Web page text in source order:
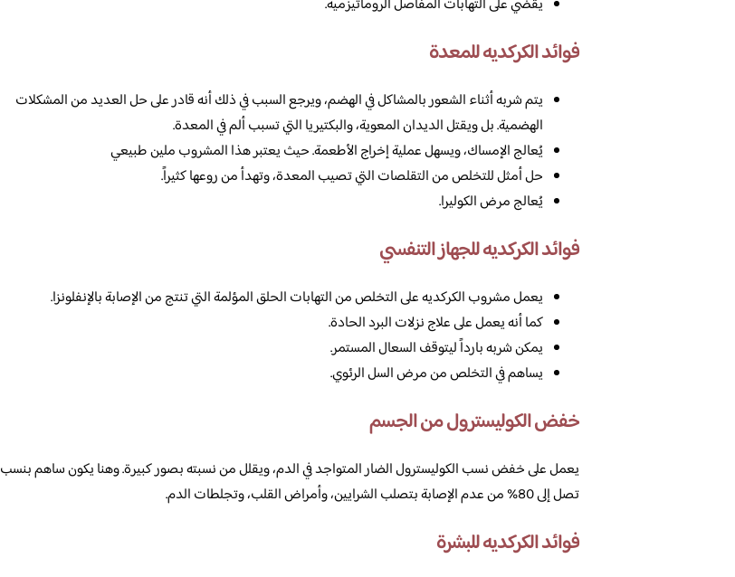
يقضي على التهابات المفاصل الروماتيزمية.
فوائد الكركديه للمعدة
يتم شربه أثناء الشعور بالمشاكل في الهضم، ويرجع السبب في ذلك أنه قادر على حل العديد من المشكلات
الهضمية. بل ويقتل الديدان المعوية، والبكتيريا التي تسبب ألم في المعدة.
يُعالج الإمساك، ويسهل عملية إخراج الأطعمة. حيث يعتبر هذا المشروب ملين طبيعي
حل أمثل للتخلص من التقلصات التي تصيب المعدة، وتهدأ من روعها كثيراً.
يُعالج مرض الكوليرا.
فوائد الكركديه للجهاز التنفسي
يعمل مشروب الكركديه على التخلص من التهابات الحلق المؤلمة التي تنتج من الإصابة بالإنفلونزا.
كما أنه يعمل على علاج نزلات البرد الحادة.
يمكن شربه بارداً ليتوقف السعال المستمر.
يساهم في التخلص من مرض السل الرئوي.
خفض الكوليسترول من الجسم
يعمل على خفض نسب الكوليسترول الضار المتواجد في الدم، ويقلل من نسبته بصور كبيرة. وهنا يكون ساهم بنسب
تصل إلى 80% من عدم الإصابة بتصلب الشرايين، وأمراض القلب، وتجلطات الدم.
فوائد الكركديه للبشرة